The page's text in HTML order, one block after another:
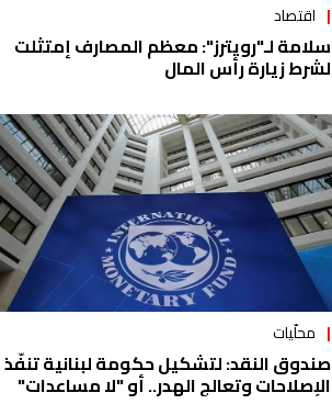
اقتصاد
سلامة لـ"رويترز": معظم المصارف إمتثلت
لشرط زيارة رأس المال
محلّيات
صندوق النقد: لتشكيل حكومة لبنانية تنفّذ
الإصلاحات وتعالج الهدر.. أو "لا مساعدات"